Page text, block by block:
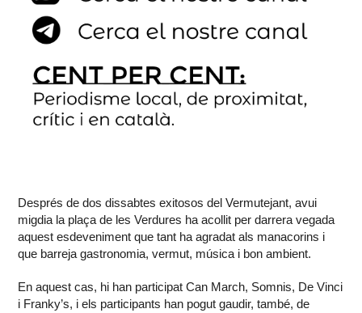
Després de dos dissabtes exitosos del Vermutejant, avui
migdia la plaça de les Verdures ha acollit per darrera vegada
aquest esdeveniment que tant ha agradat als manacorins i
que barreja gastronomia, vermut, música i bon ambient.
En aquest cas, hi han participat Can March, Somnis, De Vinci
i Franky’s, i els participants han pogut gaudir, també, de